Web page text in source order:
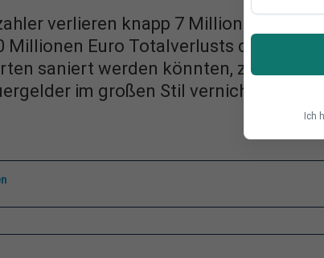
verlieren knapp 7 Millionen Euro
Millionen Euro Totalverlusts der
saniert werden könnten, zeigt:
im großen Stil vernichtet. Die
Ich